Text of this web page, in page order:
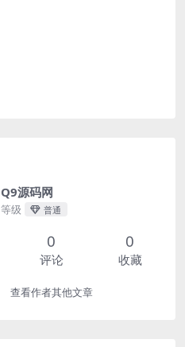
Q9源码网
等级 普通
0
评论
0
收藏
查看作者其他文章